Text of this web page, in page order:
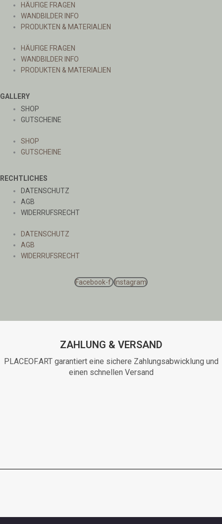
HÄUFIGE FRAGEN
WANDBILDER INFO
PRODUKTEN & MATERIALIEN
HÄUFIGE FRAGEN
WANDBILDER INFO
PRODUKTEN & MATERIALIEN
GALLERY
SHOP
GUTSCHEINE
SHOP
GUTSCHEINE
RECHTLICHES
DATENSCHUTZ
AGB
WIDERRUFSRECHT
DATENSCHUTZ
AGB
WIDERRUFSRECHT
Facebook-f Instagram
ZAHLUNG & VERSAND
PLACEOF.ART garantiert eine sichere Zahlungsabwicklung und
einen schnellen Versand